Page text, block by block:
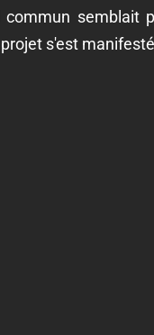
commun semblait
s'est